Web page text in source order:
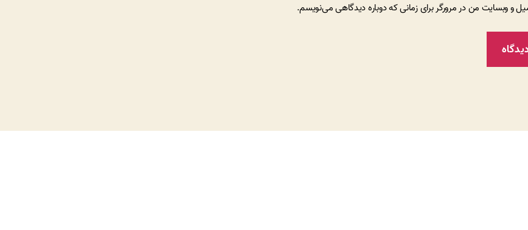
و وبسایت من در مرورگر برای زمانی که دوباره دیدگاهی می‌نویسم.